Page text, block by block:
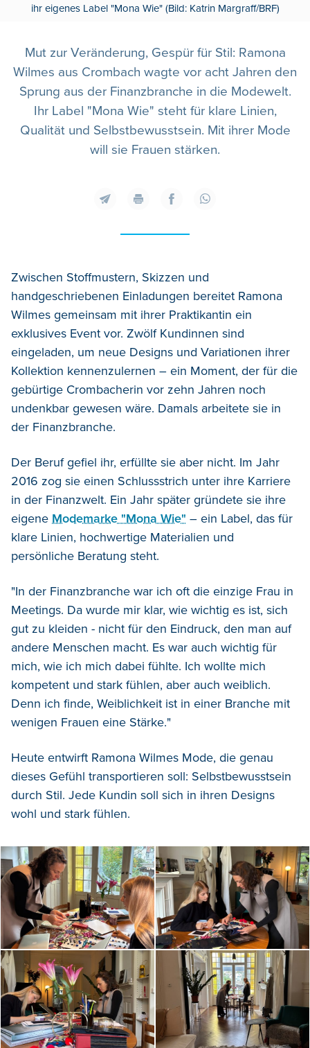
ihr eigenes Label "Mona Wie" (Bild: Katrin Margraff/BRF)
Mut zur Veränderung, Gespür für Stil: Ramona
Wilmes aus Crombach wagte vor acht Jahren den
Sprung aus der Finanzbranche in die Modewelt.
Ihr Label "Mona Wie" steht für klare Linien,
Qualität und Selbstbewusstsein. Mit ihrer Mode
will sie Frauen stärken.
Zwischen Stoffmustern, Skizzen und
handgeschriebenen Einladungen bereitet Ramona
Wilmes gemeinsam mit ihrer Praktikantin ein
exklusives Event vor. Zwölf Kundinnen sind
eingeladen, um neue Designs und Variationen ihrer
Kollektion kennenzulernen – ein Moment, der für die
gebürtige Crombacherin vor zehn Jahren noch
undenkbar gewesen wäre. Damals arbeitete sie in
der Finanzbranche.
Der Beruf gefiel ihr, erfüllte sie aber nicht. Im Jahr
2016 zog sie einen Schlussstrich unter ihre Karriere
in der Finanzwelt. Ein Jahr später gründete sie ihre
eigene Modemarke "Mona Wie" – ein Label, das für
klare Linien, hochwertige Materialien und
persönliche Beratung steht.
"In der Finanzbranche war ich oft die einzige Frau in
Meetings. Da wurde mir klar, wie wichtig es ist, sich
gut zu kleiden - nicht für den Eindruck, den man auf
andere Menschen macht. Es war auch wichtig für
mich, wie ich mich dabei fühlte. Ich wollte mich
kompetent und stark fühlen, aber auch weiblich.
Denn ich finde, Weiblichkeit ist in einer Branche mit
wenigen Frauen eine Stärke."
Heute entwirft Ramona Wilmes Mode, die genau
dieses Gefühl transportieren soll: Selbstbewusstsein
durch Stil. Jede Kundin soll sich in ihren Designs
wohl und stark fühlen.